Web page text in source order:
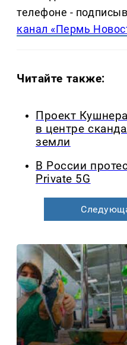
телефоне -
канал «Пермь
Читайте также:
Проект
в центре
земли
В России
Private 5G